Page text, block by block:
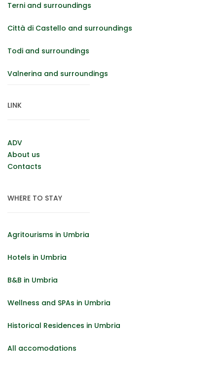
Terni and surroundings
Città di Castello and surroundings
Todi and surroundings
Valnerina and surroundings
LINK
ADV
About us
Contacts
WHERE TO STAY
Agritourisms in Umbria
Hotels in Umbria
B&B in Umbria
Wellness and SPAs in Umbria
Historical Residences in Umbria
All accomodations